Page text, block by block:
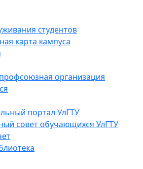
студентов
карта кампуса
организация
портал УлГТУ
совет обучающихся УлГТУ